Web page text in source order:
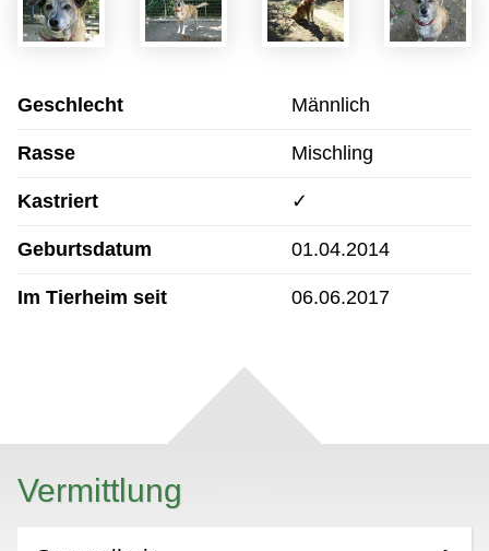
Geschlecht Männlich
Rasse Mischling
Kastriert ✓
Geburtsdatum 01.04.2014
Im Tierheim seit 06.06.2017
Vermittlung